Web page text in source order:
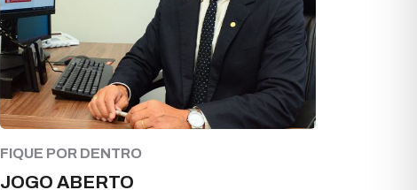
FIQUE POR DENTRO
JOGO ABERTO